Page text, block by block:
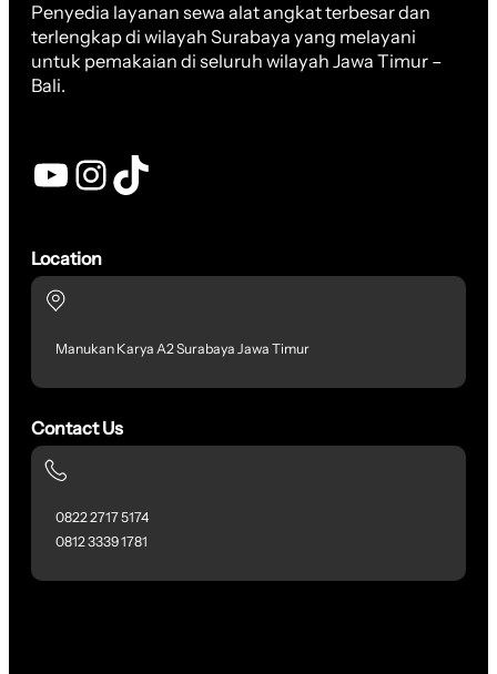
Penyedia layanan sewa alat angkat terbesar dan
terlengkap di wilayah Surabaya yang melayani
untuk pemakaian di seluruh wilayah Jawa Timur –
Bali.
YouTube InstagramTikTok
Location
Manukan Karya A2 Surabaya Jawa Timur
Contact Us
0822 2717 5174
0812 3339 1781